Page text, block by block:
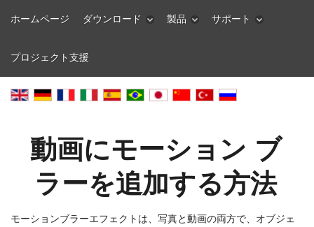
ホームページ ダウンロード 製品 サポート
プロジェクト支援
動画にモーション ブ
ラーを追加する方法
モーションブラーエフェクトは、写真と動画の両方で、オブジェ